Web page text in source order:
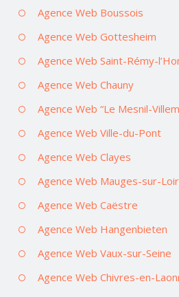
Agence Web Boussois
Agence Web Gottesheim
Agence Web Saint-Rémy-
Agence Web Chauny
Agence Web “Le Mesnil-
Agence Web Ville-du-Pont
Agence Web Clayes
Agence Web Mauges-sur-
Agence Web Caëstre
Agence Web Hangenbieten
Agence Web Vaux-sur-Seine
Agence Web Chivres-en-